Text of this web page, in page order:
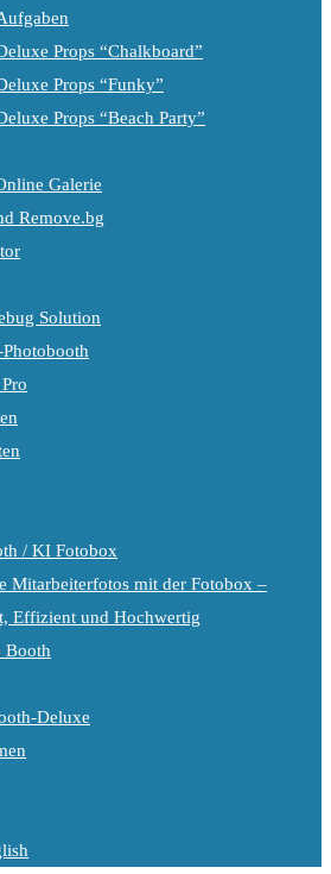
Props “Chalkboard”
Props “Funky”
Props “Beach Party”
Galerie
Remove.bg
Solution
/ KI Fotobox
Mitarbeiterfotos mit der Fotobox –
Effizient und Hochwertig
Booth
Deluxe